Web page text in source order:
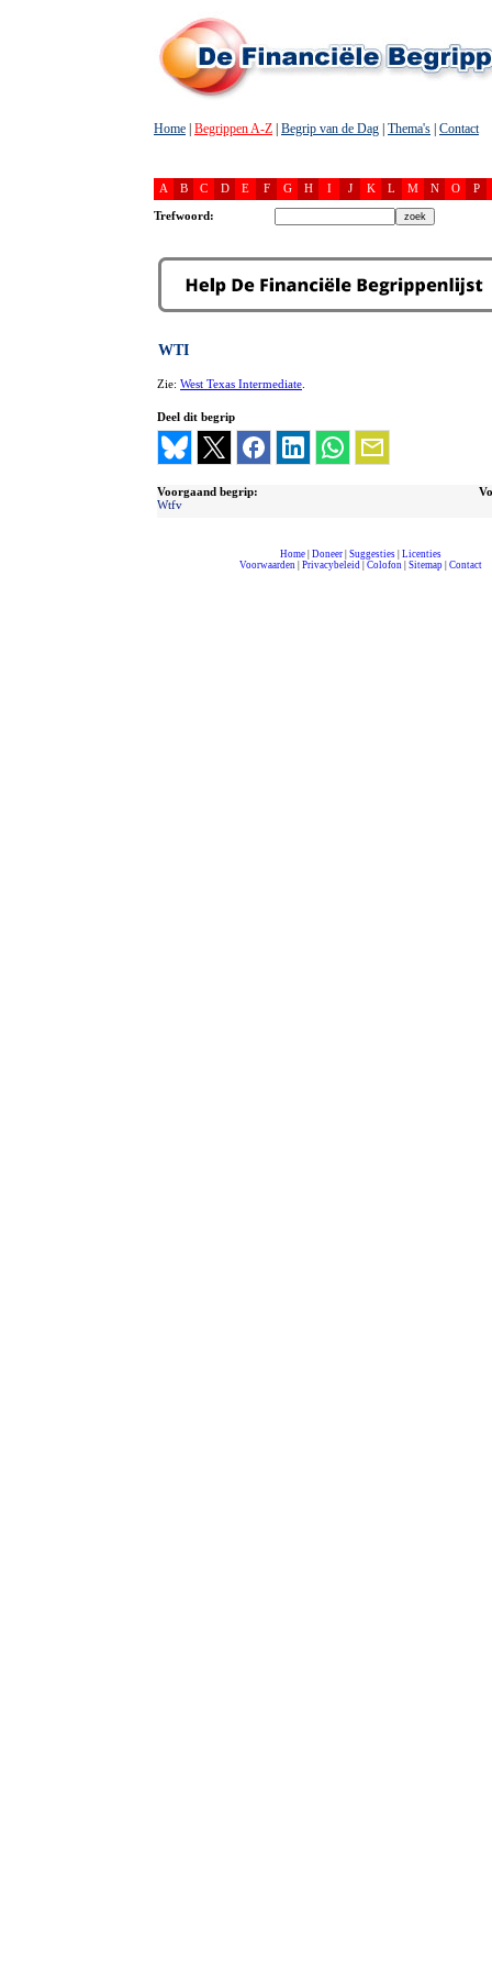
Home Begrippen A-Z Begrip van de Dag Thema's Contact
A B C D E F G H I J K L M N O P
Trefwoord:
WTI
Zie: West Texas Intermediate
Deel dit begrip
Voorgaand begrip:
Wtfv
Home| Doneer| Suggesties| Licenties
Voorwaarden| Privacybeleid| Colofon| Sitemap| Contact